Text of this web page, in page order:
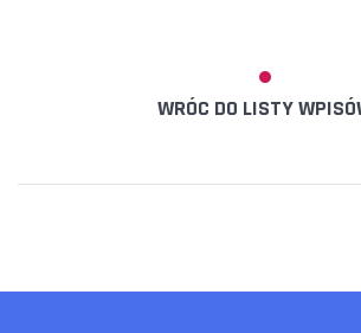
WRÓC DO LISTY